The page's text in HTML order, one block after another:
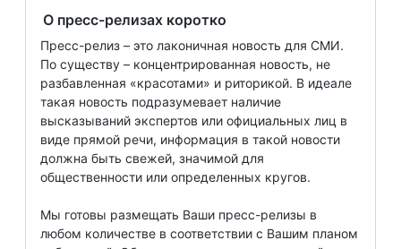
О пресс-релизах коротко
Пресс-релиз – это лаконичная новость для СМИ.
По существу – концентрированная новость, не
разбавленная «красотами» и риторикой. В идеале
такая новость подразумевает наличие
высказываний экспертов или официальных лиц в
виде прямой речи, информация в такой новости
должна быть свежей, значимой для
общественности или определенных кругов.
Мы готовы размещать Ваши пресс-релизы в
любом количестве в соответствии с Вашим планом